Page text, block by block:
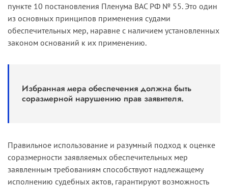
пункте 10 постановления Пленума ВАС РФ № 55. Это один
из основных принципов применения судами
обеспечительных мер, наравне с наличием установленных
законом оснований к их применению.
Избранная мера обеспечения должна быть
соразмерной нарушению прав заявителя.
Правильное использование и разумный подход к оценке
сораз­мерности заявляемых обеспечительных мер
заявленным требо­ваниям способствуют надлежащему
исполнению судебных актов, гарантируют возможность